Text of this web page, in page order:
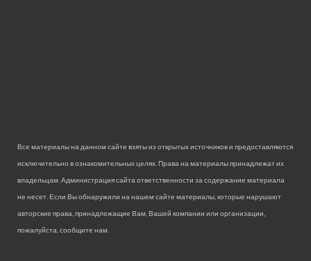
Все материалы на данном сайте взяты из открытых источников и предоставляются
исключительно в ознакомительных целях. Права на материалы принадлежат их
владельцам. Администрация сайта ответственности за содержание материала
не несет. Если Вы обнаружили на нашем сайте материалы, которые нарушают
авторские права, принадлежащие Вам, Вашей компании или организации,
пожалуйста, сообщите нам.